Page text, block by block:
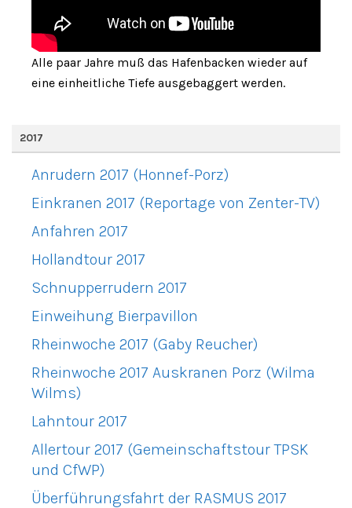
Alle paar Jahre muß das Hafenbacken wieder auf
eine einheitliche Tiefe ausgebaggert werden.
2017
Anrudern 2017 (Honnef-Porz)
Einkranen 2017 (Reportage von Zenter-TV)
Anfahren 2017
Hollandtour 2017
Schnupperrudern 2017
Einweihung Bierpavillon
Rheinwoche 2017 (Gaby Reucher)
Rheinwoche 2017 Auskranen Porz (Wilma
Wilms)
Lahntour 2017
Allertour 2017 (Gemeinschaftstour TPSK
und CfWP)
Überführungsfahrt der RASMUS 2017